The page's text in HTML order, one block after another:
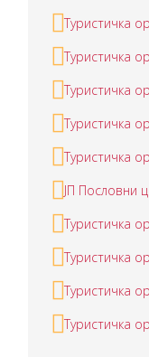
Туристичка
Туристичка
Туристичка
Туристичка
Туристичка
ЈП Пословни
Туристичка
Туристичка
Туристичка
Туристичка